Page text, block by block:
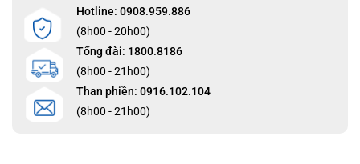
Hotline: 0908.959.886
(8h00 - 20h00)
Tổng đài: 1800.8186
(8h00 - 21h00)
Than phiền: 0916.102.104
(8h00 - 21h00)